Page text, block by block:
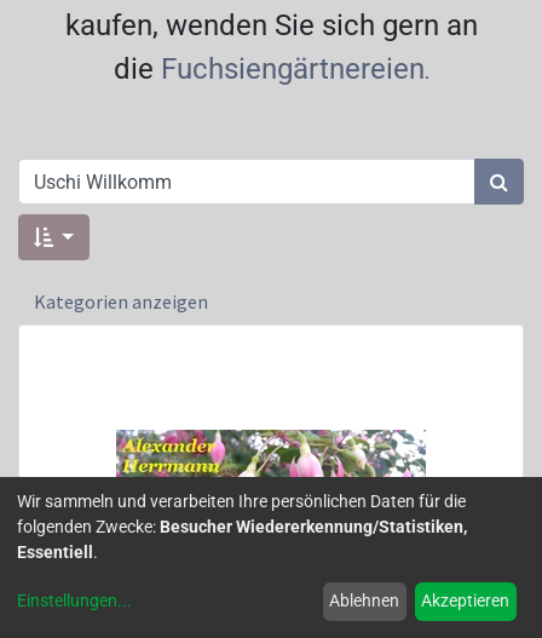
kaufen, wenden Sie sich gern an
die Fuchsiengärtnereien.
Kategorien anzeigen
Wir sammeln und verarbeiten Ihre persönlichen Daten für die
folgenden Zwecke: Besucher Wiedererkennung/Statistiken,
Essentiell .
Einstellungen... Ablehnen Akzeptieren